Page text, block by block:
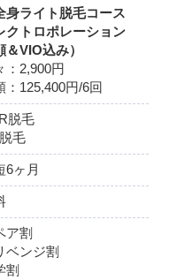
身ライト脱毛コース
クトロポレーション
＆VIO込み）
：2,900円
：125,400円/6回
脱毛
毛
6ヶ月
ア割
ベンジ割
割